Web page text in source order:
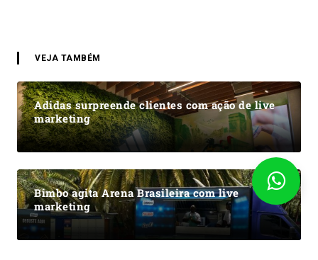
VEJA TAMBÉM
Adidas surpreende clientes com ação de live
marketing
Bimbo agita Arena Brasileira com live
marketing